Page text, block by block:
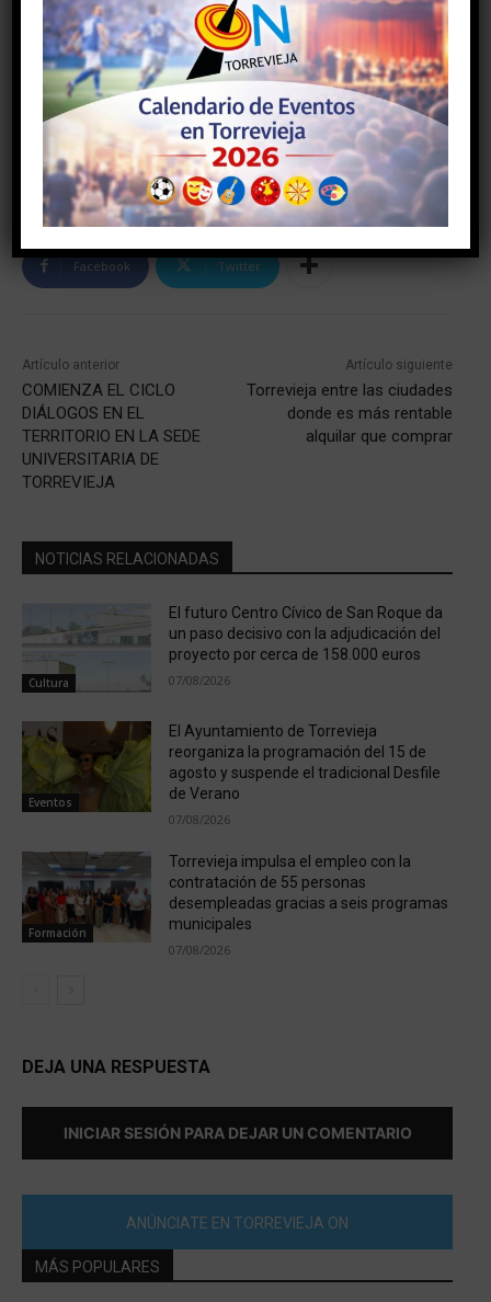
TAGS #torrevieja #torreviejaon #vegabaja
Facebook Twitter
Artículo anterior
COMIENZA EL CICLO
DIÁLOGOS EN EL
TERRITORIO EN LA SEDE
UNIVERSITARIA DE
TORREVIEJA
Artículo siguiente
Torrevieja entre las ciudades
donde es más rentable
alquilar que comprar
NOTICIAS RELACIONADAS
Cultura
El futuro Centro Cívico de San Roque da
un paso decisivo con la adjudicación del
proyecto por cerca de 158.000 euros
07/08/2026
Eventos
El Ayuntamiento de Torrevieja
reorganiza la programación del 15 de
agosto y suspende el tradicional Desfile
de Verano
07/08/2026
Formación
Torrevieja impulsa el empleo con la
contratación de 55 personas
desempleadas gracias a seis programas
municipales
07/08/2026
DEJA UNA RESPUESTA
INICIAR SESIÓN PARA DEJAR UN COMENTARIO
ANÚNCIATE EN TORREVIEJA ON
MÁS POPULARES